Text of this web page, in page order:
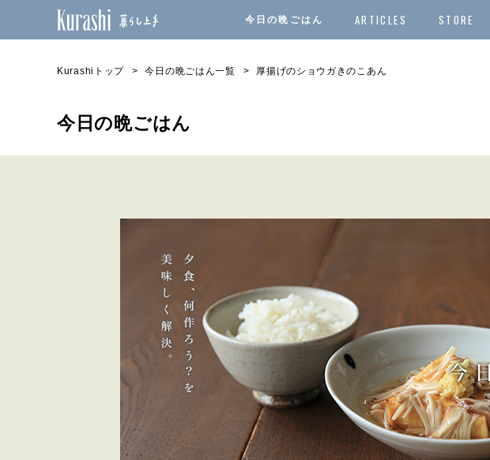
今日の晩ごはん ARTICLES STORE
Kurashiトップ 今日の晩ごはん一覧 厚揚げのショウガきのこあん
今日の晩ごはん